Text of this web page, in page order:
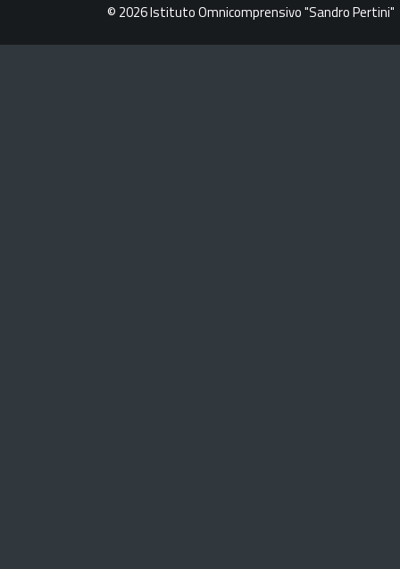
© 2026 Istituto Omnicomprensivo "Sandro Pertini"